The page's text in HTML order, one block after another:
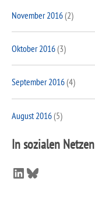
November 2016(2)
Oktober 2016(3)
September 2016(4)
August 2016(5)
In sozialen Netzen
LinkedIn
Bluesky